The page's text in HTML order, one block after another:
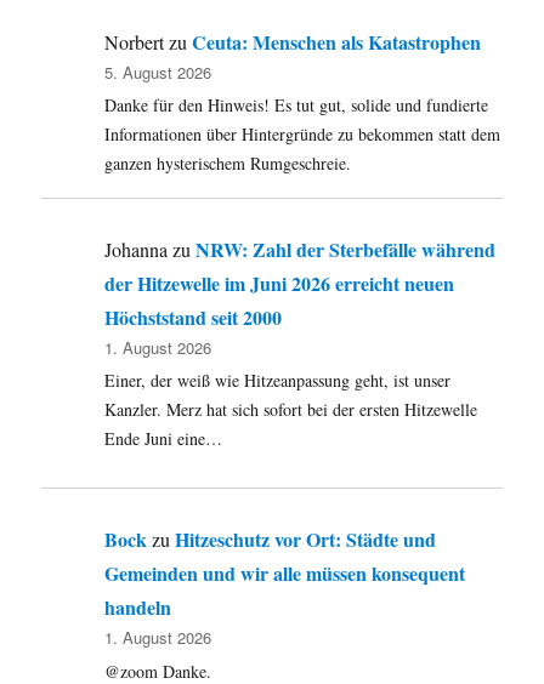
NorbertzuCeuta: Menschen als Katastrophen
5. August 2026
Danke für den Hinweis! Es tut gut, solide und fundierte
Informationen über Hintergründe zu bekommen statt dem
ganzen hysterischem Rumgeschreie.
JohannazuNRW: Zahl der Sterbefälle während
der Hitzewelle im Juni 2026 erreicht neuen
Höchststand seit 2000
1. August 2026
Einer, der weiß wie Hitzeanpassung geht, ist unser
Kanzler. Merz hat sich sofort bei der ersten Hitzewelle
Ende Juni eine…
BockzuHitzeschutz vor Ort: Städte und
Gemeinden und wir alle müssen konsequent
handeln
1. August 2026
@zoom Danke.